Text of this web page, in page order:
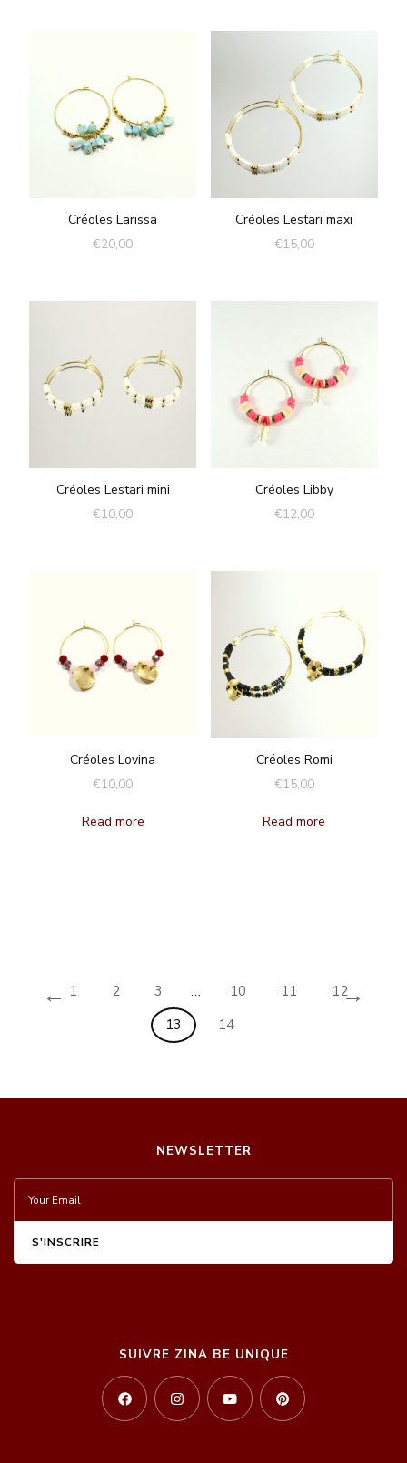
Créoles Larissa
€20,00
Créoles Lestari maxi
€15,00
Créoles Lestari mini
€10,00
Créoles Libby
€12,00
Créoles Lovina
€10,00
Read more
Créoles Romi
€15,00
Read more
← 1 2 3 … 10 11
12
13
14
→
NEWSLETTER
SUIVRE ZINA BE UNIQUE